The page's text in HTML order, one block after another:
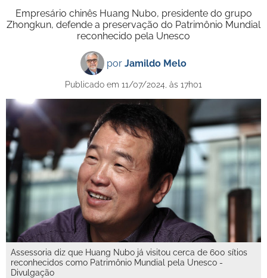
Empresário chinês Huang Nubo, presidente do grupo
Zhongkun, defende a preservação do Patrimônio Mundial
reconhecido pela Unesco
por Jamildo Melo
Publicado em 11/07/2024, às 17h01
Assessoria diz que Huang Nubo já visitou cerca de 600 sítios
reconhecidos como Patrimônio Mundial pela Unesco -
Divulgação